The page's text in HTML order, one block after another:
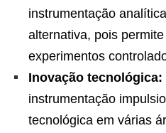
instrumentação
alternativa, pois
experimentos
Inovação tecnológica:
instrumentação
tecnológica em várias